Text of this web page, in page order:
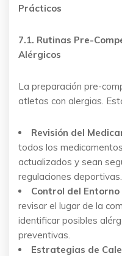
Prácticos
7.1. Rutinas Pre-
Alérgicos
La preparación pre-
atletas con alergias.
Revisión del
todos los
actualizados y sean
regulaciones deportivas.
Control del
revisar el lugar de la
identificar posibles
preventivas.
Estrategias de